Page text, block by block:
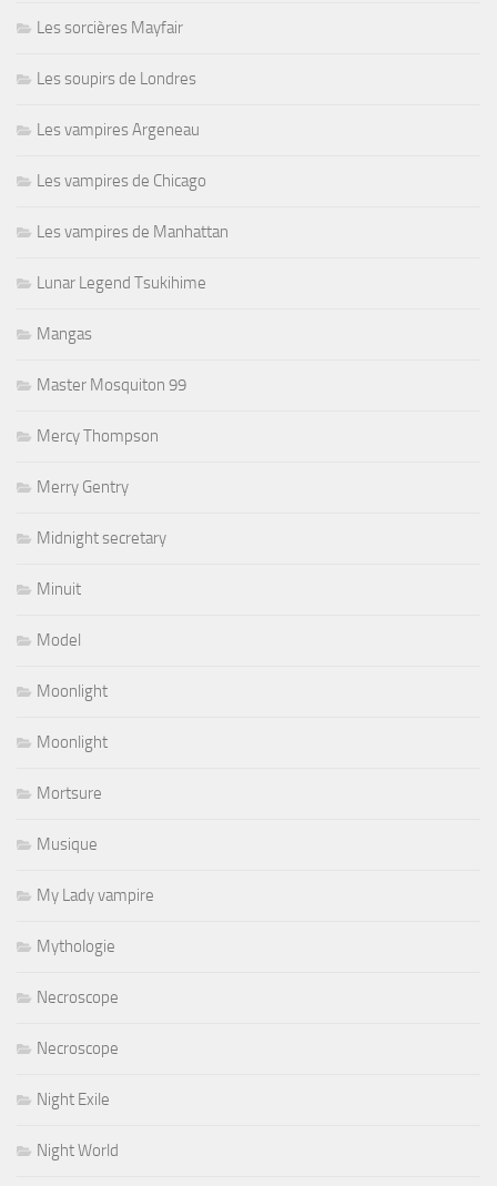
Les sorcières Mayfair
Les soupirs de Londres
Les vampires Argeneau
Les vampires de Chicago
Les vampires de Manhattan
Lunar Legend Tsukihime
Mangas
Master Mosquiton 99
Mercy Thompson
Merry Gentry
Midnight secretary
Minuit
Model
Moonlight
Moonlight
Mortsure
Musique
My Lady vampire
Mythologie
Necroscope
Necroscope
Night Exile
Night World